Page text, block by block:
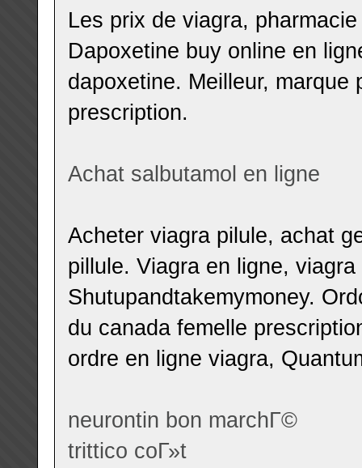
Les prix de viagra,
Dapoxetine buy online en
dapoxetine. Meilleur,
prescription.
Achat salbutamol en ligne
Acheter viagra pilule, achat
pillule. Viagra en ligne,
Shutupandtakemymoney.
du canada femelle
ordre en ligne viagra,
neurontin bon marchГ©
trittico coГ»t